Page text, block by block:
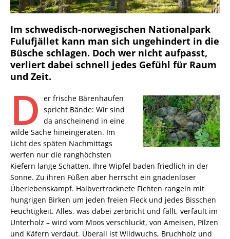
Im schwedisch-norwegischen Nationalpark
Fulufjället kann man sich ungehindert in die
Büsche schlagen. Doch wer nicht aufpasst,
verliert dabei schnell jedes Gefühl für Raum
und Zeit.
D er frische Bärenhaufen
spricht Bände: Wir sind
da anscheinend in eine
wilde Sache hineingeraten. Im
Licht des späten Nachmittags
werfen nur die ranghöchsten
Kiefern lange Schatten. Ihre Wipfel baden friedlich in der
Sonne. Zu ihren Füßen aber herrscht ein gnadenloser
Überlebenskampf. Halbvertrocknete Fichten rangeln mit
hungrigen Birken um jeden freien Fleck und jedes Bisschen
Feuchtigkeit. Alles, was dabei zerbricht und fällt, verfault im
Unterholz – wird vom Moos verschluckt, von Ameisen, Pilzen
und Käfern verdaut. Überall ist Wildwuchs, Bruchholz und